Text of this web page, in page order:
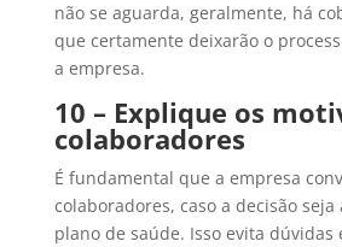
não se aguarda, geralmente, há
que certamente deixarão o
a empresa.
10 – Explique os
colaboradores
É fundamental que a empresa
colaboradores, caso a decisão seja
plano de saúde. Isso evita dúvidas